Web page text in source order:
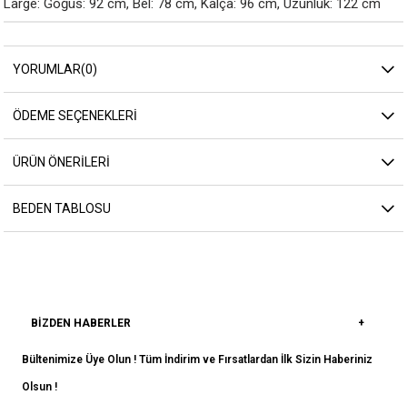
Large: Göğüs: 92 cm, Bel: 78 cm, Kalça: 96 cm, Uzunluk: 122 cm
YORUMLAR(0)
ÖDEME SEÇENEKLERI
ÜRÜN ÖNERILERI
BEDEN TABLOSU
BIZDEN HABERLER
Bültenimize Üye Olun ! Tüm İndirim ve Fırsatlardan İlk Sizin Haberiniz
Olsun !